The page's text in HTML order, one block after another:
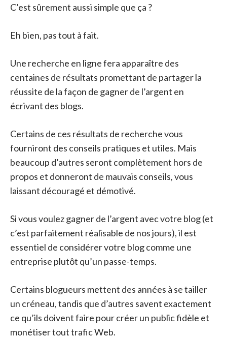
C’est sûrement aussi simple que ça ?
Eh bien, pas tout à fait.
Une recherche en ligne fera apparaître des
centaines de résultats promettant de partager la
réussite de la façon de gagner de l’argent en
écrivant des blogs.
Certains de ces résultats de recherche vous
fourniront des conseils pratiques et utiles. Mais
beaucoup d’autres seront complètement hors de
propos et donneront de mauvais conseils, vous
laissant découragé et démotivé.
Si vous voulez gagner de l’argent avec votre blog (et
c’est parfaitement réalisable de nos jours), il est
essentiel de considérer votre blog comme une
entreprise plutôt qu’un passe-temps.
Certains blogueurs mettent des années à se tailler
un créneau, tandis que d’autres savent exactement
ce qu’ils doivent faire pour créer un public fidèle et
monétiser tout trafic Web.